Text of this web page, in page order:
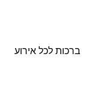
ברכות לכל אירוע